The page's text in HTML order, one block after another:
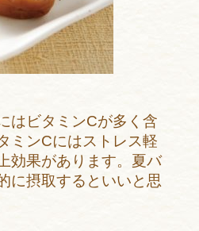
はビタミンCが多く含
ミンCにはストレス軽
効果があります。夏バ
に摂取するといいと思